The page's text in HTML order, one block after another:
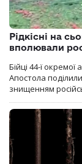
Рідкісні на
вполювали
Бійці 44-ї
Апостола
знищенням